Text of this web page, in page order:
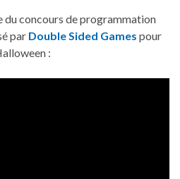
du concours de programmation
par Double Sided Games pour
: